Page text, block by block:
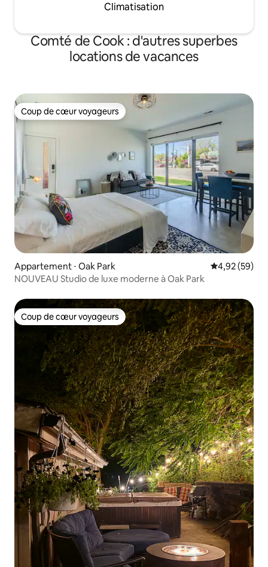
Climatisation
Comté de Cook : d'autres superbes
locations de vacances
Coup de cœur voyageurs
Coup de cœur voyageurs
Appartement ⋅ Oak Park Évaluation
4,92 (59)
NOUVEAU Studio de luxe moderne à Oak Park
Coup de cœur voyageurs
Coup de cœur voyageurs